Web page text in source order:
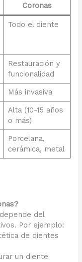
Coronas
Todo el diente
Restauración y
funcionalidad
Más invasiva
Alta (10-15 años
o más)
Porcelana,
cerámica, metal
del
Por ejemplo:
de dientes
un diente